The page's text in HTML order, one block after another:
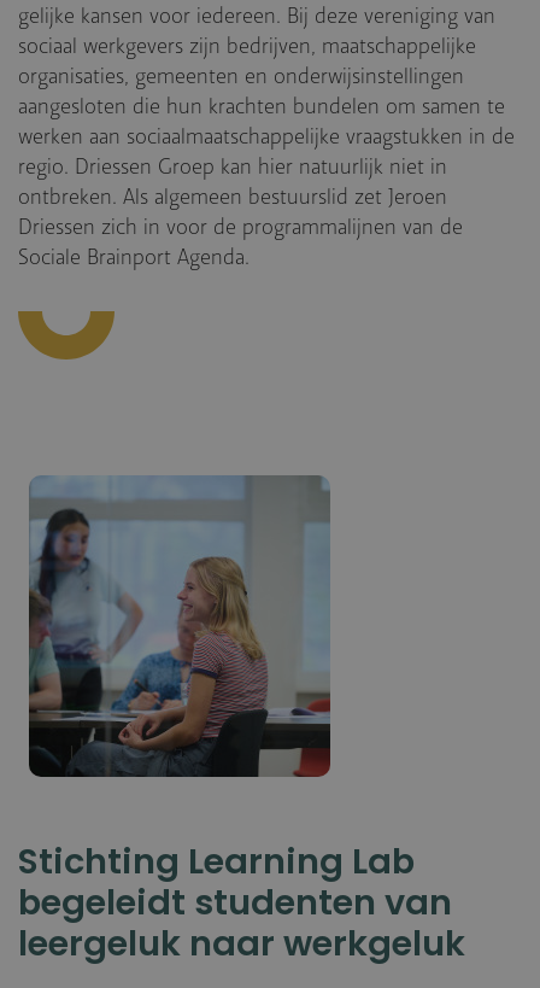
gelijke kansen voor iedereen. Bij deze vereniging van
sociaal werkgevers zijn bedrijven, maatschappelijke
organisaties, gemeenten en onderwijsinstellingen
aangesloten die hun krachten bundelen om samen te
werken aan sociaalmaatschappelijke vraagstukken in de
regio. Driessen Groep kan hier natuurlijk niet in
ontbreken. Als algemeen bestuurslid zet Jeroen
Driessen zich in voor de programmalijnen van de
Sociale Brainport Agenda.
Stichting Learning Lab
begeleidt studenten van
leergeluk naar werkgeluk